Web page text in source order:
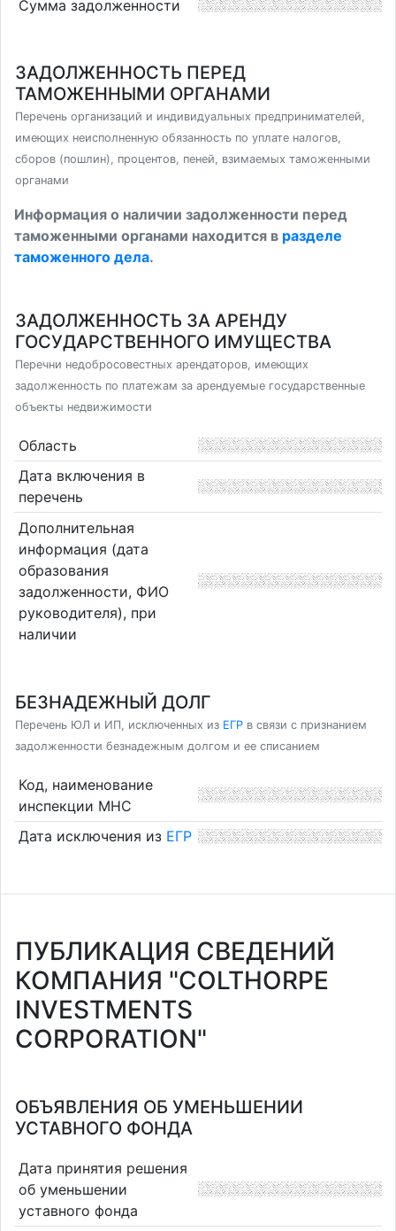
Сумма задолженности
ЗАДОЛЖЕННОСТЬ ПЕРЕД
ТАМОЖЕННЫМИ ОРГАНАМИ
Перечень организаций и индивидуальных предпринимателей,
имеющих неисполненную обязанность по уплате налогов,
сборов (пошлин), процентов, пеней, взимаемых таможенными
органами
Информация о наличии задолженности перед
таможенными органами находится в разделе
таможенного дела.
ЗАДОЛЖЕННОСТЬ ЗА АРЕНДУ
ГОСУДАРСТВЕННОГО ИМУЩЕСТВА
Перечни недобросовестных арендаторов, имеющих
задолженность по платежам за арендуемые государственные
объекты недвижимости
Область
Дата включения в
перечень
Дополнительная
информация (дата
образования
задолженности, ФИО
руководителя), при
наличии
БЕЗНАДЕЖНЫЙ ДОЛГ
Перечень ЮЛ и ИП, исключенных из ЕГР в связи с признанием
задолженности безнадежным долгом и ее списанием
Код, наименование
инспекции МНС
Дата исключения из ЕГР
ПУБЛИКАЦИЯ СВЕДЕНИЙ
КОМПАНИЯ "COLTHORPE
INVESTMENTS
CORPORATION"
ОБЪЯВЛЕНИЯ ОБ УМЕНЬШЕНИИ
УСТАВНОГО ФОНДА
Дата принятия решения
об уменьшении
уставного фонда